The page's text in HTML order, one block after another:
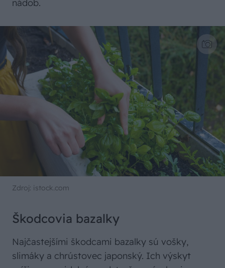
nádob.
Zdroj: istock.com
Škodcovia bazalky
Najčastejšími škodcami bazalky sú vošky,
slimáky a chrústovec japonský. Ich výskyt